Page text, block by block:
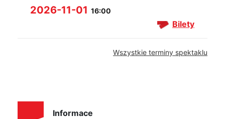
Informace
2026-11-01 16:00
Bilety
Wszystkie terminy spektaklu